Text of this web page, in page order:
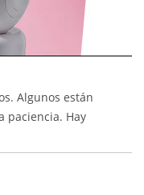
Algunos están
paciencia. Hay